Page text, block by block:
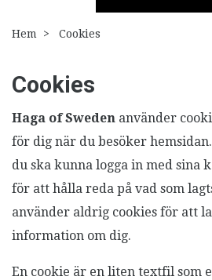
Hem Cookies
Cookies
Haga of Sweden använder
för dig när du besöker
du ska kunna logga in med sina
för att hålla reda på vad som
använder aldrig cookies för att
information om dig.
En cookie är en liten textfil som